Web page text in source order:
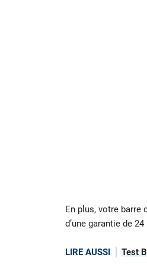
En plus, votre barre
d’une garantie de
LIRE AUSSI Test